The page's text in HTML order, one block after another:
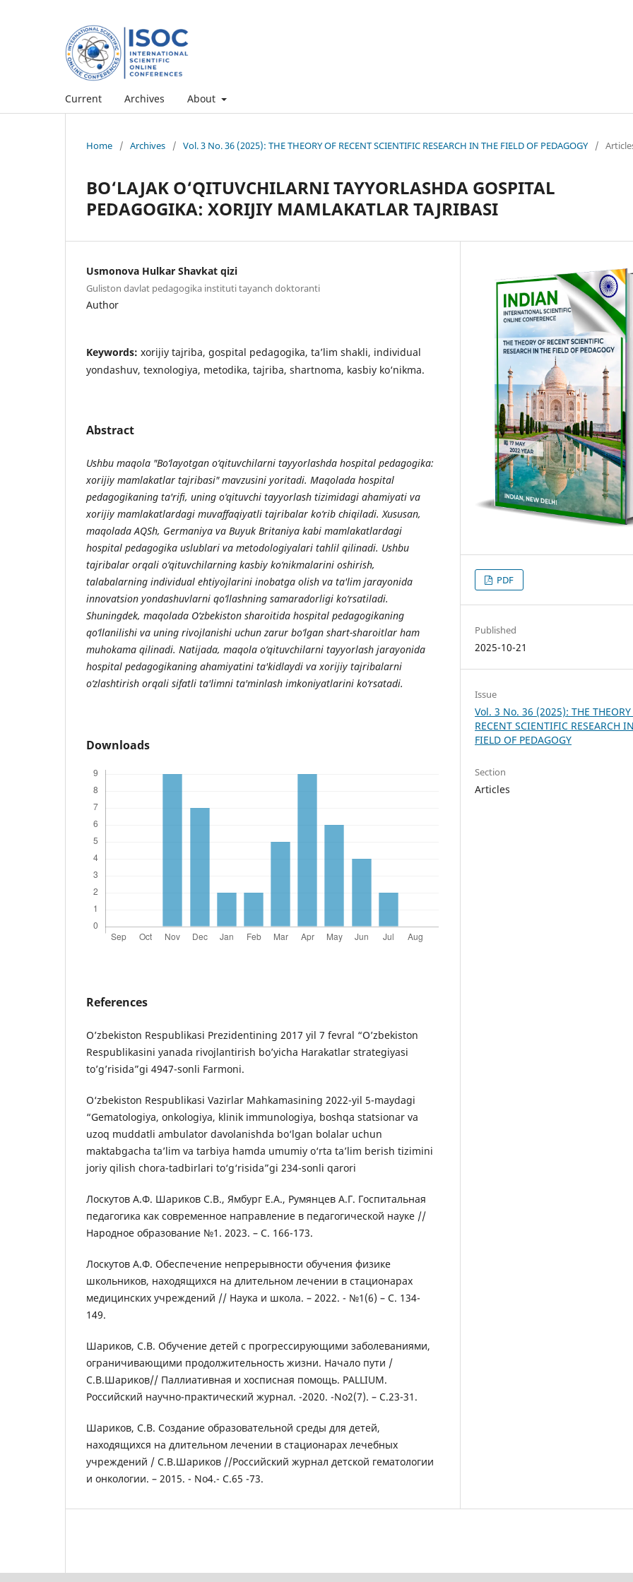
Current Archives About
Home / Archives / Vol. 3 No. 36 (2025): THE THEORY OF RECENT SCIENTIFIC RESEARCH IN THE FIELD OF PEDAGOGY /
BO‘LAJAK O‘QITUVCHILARNI TAYYORLASHDA GOSPITAL
PEDAGOGIKA: XORIJIY MAMLAKATLAR TAJRIBASI
Usmonova Hulkar Shavkat qizi
Guliston davlat pedagogika instituti tayanch doktoranti
Author
Keywords: xorijiy tajriba, gospital pedagogika, ta’lim shakli, individual
yondashuv, texnologiya, metodika, tajriba, shartnoma, kasbiy ko‘nikma.
Abstract
Ushbu maqola "Bo‘layotgan o‘qituvchilarni tayyorlashda hospital pedagogika:
xorijiy mamlakatlar tajribasi" mavzusini yoritadi. Maqolada hospital
pedagogikaning ta'rifi, uning o‘qituvchi tayyorlash tizimidagi ahamiyati va
xorijiy mamlakatlardagi muvaffaqiyatli tajribalar ko‘rib chiqiladi. Xususan,
maqolada AQSh, Germaniya va Buyuk Britaniya kabi mamlakatlardagi
hospital pedagogika uslublari va metodologiyalari tahlil qilinadi. Ushbu
tajribalar orqali o‘qituvchilarning kasbiy ko‘nikmalarini oshirish,
talabalarning individual ehtiyojlarini inobatga olish va ta'lim jarayonida
innovatsion yondashuvlarni qo‘llashning samaradorligi ko‘rsatiladi.
Shuningdek, maqolada O‘zbekiston sharoitida hospital pedagogikaning
qo‘llanilishi va uning rivojlanishi uchun zarur bo‘lgan shart-sharoitlar ham
muhokama qilinadi. Natijada, maqola o‘qituvchilarni tayyorlash jarayonida
hospital pedagogikaning ahamiyatini ta'kidlaydi va xorijiy tajribalarni
o‘zlashtirish orqali sifatli ta'limni ta'minlash imkoniyatlarini ko‘rsatadi.
Downloads
References
O’zbekiston Respublikasi Prezidentining 2017 yil 7 fevral “O’zbekiston
Respublikasini yanada rivojlantirish bo’yicha Harakatlar strategiyasi
to’g’risida”gi 4947-sonli Farmoni.
O‘zbekiston Respublikasi Vazirlar Mahkamasining 2022-yil 5-maydagi
“Gematologiya, onkologiya, klinik immunologiya, boshqa statsionar va
uzoq muddatli ambulator davolanishda bo‘lgan bolalar uchun
maktabgacha ta’lim va tarbiya hamda umumiy o‘rta ta’lim berish tizimini
joriy qilish chora-tadbirlari to‘g‘risida”gi 234-sonli qarori
Лоскутов А.Ф. Шариков С.В., Ямбург Е.А., Румянцев А.Г. Госпитальная
педагогика как современное направление в педагогической науке //
Народное образование №1. 2023. – С. 166-173.
Лоскутов А.Ф. Обеспечение непрерывности обучения физике
школьников, находящихся на длительном лечении в стационарах
медицинских учреждений // Наука и школа. – 2022. - №1(6) – С. 134-
149.
Шариков, С.В. Обучение детей с прогрессирующими заболеваниями,
ограничивающими продолжительность жизни. Начало пути /
С.В.Шариков// Паллиативная и хосписная помощь. PALLIUM.
Российский научно-практический журнал. -2020. -No2(7). – С.23-31.
Шариков, С.В. Создание образовательной среды для детей,
находящихся на длительном лечении в стационарах лечебных
учреждений / С.В.Шариков //Российский журнал детской гематологии
и онкологии. – 2015. - No4.- С.65 -73.
PDF
Published
2025-10-21
Issue
Vol. 3 No. 36 (2025): THE THEORY
RECENT SCIENTIFIC RESEARCH
FIELD OF PEDAGOGY
Section
Articles